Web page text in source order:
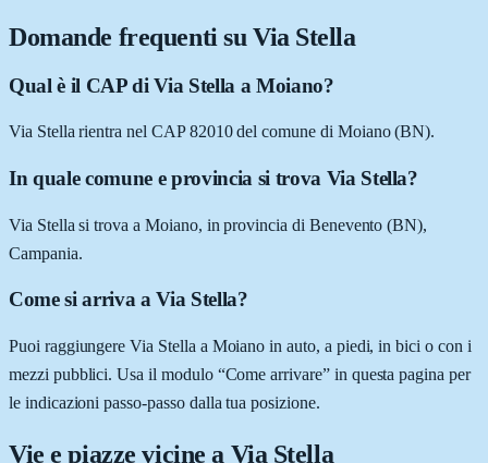
Domande frequenti su Via Stella
Qual è il CAP di Via Stella a Moiano?
Via Stella rientra nel CAP 82010 del comune di Moiano (BN).
In quale comune e provincia si trova Via Stella?
Via Stella si trova a Moiano, in provincia di Benevento (BN),
Campania.
Come si arriva a Via Stella?
Puoi raggiungere Via Stella a Moiano in auto, a piedi, in bici o con i
mezzi pubblici. Usa il modulo “Come arrivare” in questa pagina per
le indicazioni passo-passo dalla tua posizione.
Vie e piazze vicine a Via Stella